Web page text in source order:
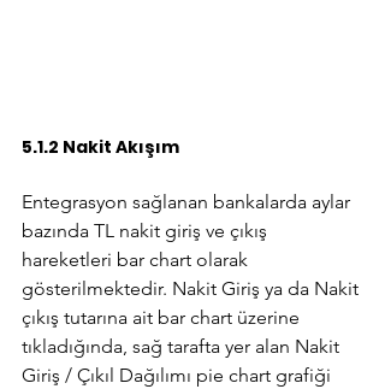
5.1.2 Nakit Akışım
Entegrasyon sağlanan bankalarda aylar
bazında TL nakit giriş ve çıkış
hareketleri bar chart olarak
gösterilmektedir. Nakit Giriş ya da Nakit
çıkış tutarına ait bar chart üzerine
tıkladığında, sağ tarafta yer alan Nakit
Giriş / Çıkıl Dağılımı pie chart grafiği